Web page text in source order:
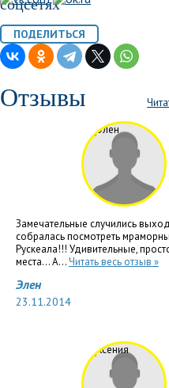
соцсетях
Отзывы
Замечательные случились
собралась посмотреть
Рускеала!!! Удивительные,
места... А...Читать весь отзыв »
Элен
23.11.2014